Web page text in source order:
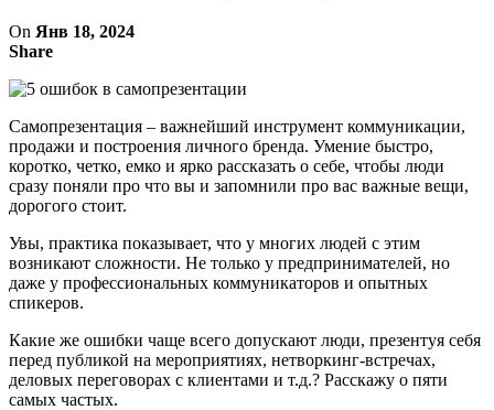
On Янв 18, 2024
Share
Самопрезентация – важнейший инструмент коммуникации,
продажи и построения личного бренда. Умение быстро,
коротко, четко, емко и ярко рассказать о себе, чтобы люди
сразу поняли про что вы и запомнили про вас важные вещи,
дорогого стоит.
Увы, практика показывает, что у многих людей с этим
возникают сложности. Не только у предпринимателей, но
даже у профессиональных коммуникаторов и опытных
спикеров.
Какие же ошибки чаще всего допускают люди, презентуя себя
перед публикой на мероприятиях, нетворкинг-встречах,
деловых переговорах с клиентами и т.д.? Расскажу о пяти
самых частых.